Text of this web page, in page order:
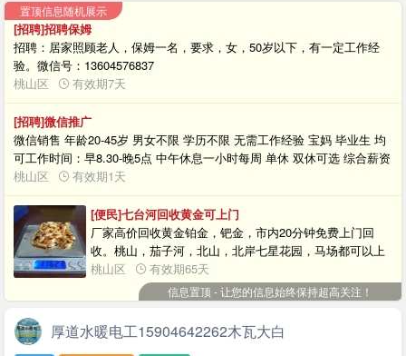
置顶信息随机展示
[招聘]招聘保姆
招聘：居家照顾老人，保姆一名，要求，女，50岁以下，有一定工作经
验。微信号：13604576837
桃山区
有效期7天
[招聘]微信推广
微信销售 年龄20-45岁 男女不限 学历不限 无需工作经验 宝妈 毕业生 均
可工作时间：早8.30-晚5点 中午休息一小时每周 单休 双休可选 综合薪资
5000-15000底薪 2800+满勤200 +提成+业绩奖金+带人奖金+推荐新人奖
励 综合工资 5000 千起 不压工资不会没关系有师父一对一教 ，工作环境
舒适 有空调 有 WiFi 饮水机 冰箱 微波炉 有休息区 工作氛围轻松 无压力
不加班 不查岗 不查手机来吧 我们需要想赚钱 有欲望的你 ，这里只要你
努力，就会得到满意回报。工作地址 ：桃山区大同路19号市委下段军分
区旁边写字楼电 话：微信同步：19304640778勃利地址：东北亚对面建
行胡同电话：19304643928
桃山区 有效期1天
[便民]七台河回收黄金可上门
厂家高价回收黄金铂金，钯金，市内20分钟免费上门回
收。桃山，茄子河，北山，北岸七星花园，马场都可以上
门回收。电子秤，微信转账。黄金按票子克数算，不化
料。无手续费折旧费，微信同号。
桃山区 有效期65天
信息置顶 - 让您的信息始终保持超高关注！
厚道水暖电工15904642262木瓦大白